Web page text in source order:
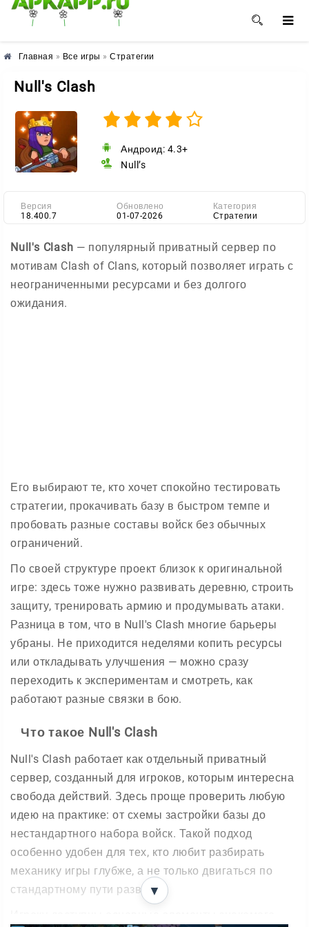
🌸 🌼 🌺
Главная » Все игры » Стратегии
Null's Clash
Андроид: 4.3+
Null’s
Версия
18.400.7
Обновлено
01-07-2026
Категория
Стратегии
Null's Clash — популярный приватный сервер по
мотивам Clash of Clans, который позволяет играть с
неограниченными ресурсами и без долгого
ожидания.
Его выбирают те, кто хочет спокойно тестировать
стратегии, прокачивать базу в быстром темпе и
пробовать разные составы войск без обычных
ограничений.
По своей структуре проект близок к оригинальной
игре: здесь тоже нужно развивать деревню, строить
защиту, тренировать армию и продумывать атаки.
Разница в том, что в Null's Clash многие барьеры
убраны. Не приходится неделями копить ресурсы
или откладывать улучшения — можно сразу
переходить к экспериментам и смотреть, как
работают разные связки в бою.
Что такое Null's Clash
Null's Clash работает как отдельный приватный
сервер, созданный для игроков, которым интересна
свобода действий. Здесь проще проверить любую
идею на практике: от схемы застройки базы до
нестандартного набора войск. Такой подход
особенно удобен для тех, кто любит разбирать
механику игры глубже, а не только двигаться по
стандартному пути развития.
▼